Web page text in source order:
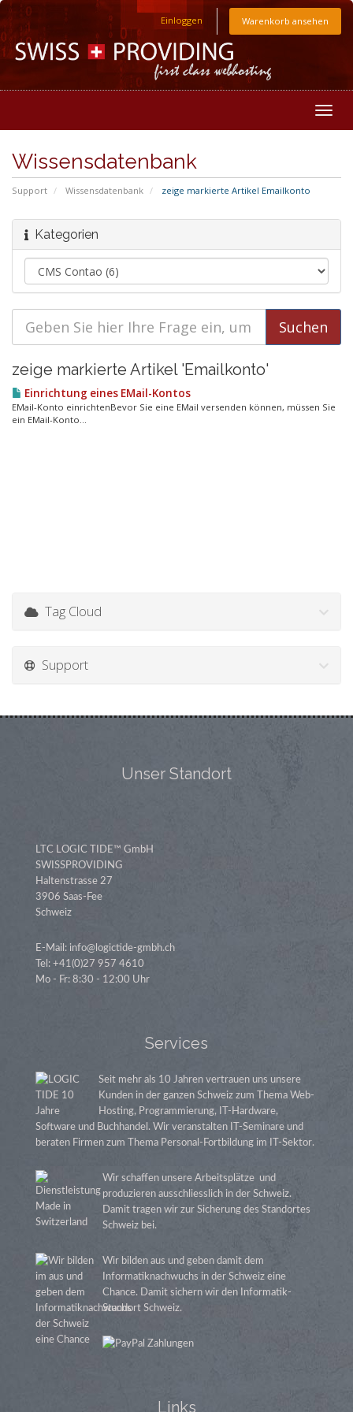
Einloggen Warenkorb ansehen
Wissensdatenbank
Support Wissensdatenbank zeige markierte Artikel Emailkonto
Kategorien
zeige markierte Artikel 'Emailkonto'
Einrichtung eines EMail-Kontos
EMail-Konto einrichtenBevor Sie eine EMail versenden können, müssen Sie
ein EMail-Konto...
Tag Cloud
Support
Unser Standort
LTC LOGIC TIDE™ GmbH
SWISSPROVIDING
Haltenstrasse 27
3906 Saas-Fee
Schweiz
E-Mail: info@logictide-gmbh.ch
Tel: +41(0)27 957 4610
Mo - Fr: 8:30 - 12:00 Uhr
Services
Seit mehr als 10 Jahren vertrauen uns unsere
Kunden in der ganzen Schweiz zum Thema Web-
Hosting, Programmierung, IT-Hardware,
Software und Buchhandel. Wir veranstalten IT-Seminare und
beraten Firmen zum Thema Personal-Fortbildung im IT-Sektor.
Wir schaffen unsere Arbeitsplätze und
produzieren ausschliesslich in der Schweiz.
Damit tragen wir zur Sicherung des Standortes
Schweiz bei.
Wir bilden aus und geben damit dem
Informatiknachwuchs in der Schweiz eine
Chance. Damit sichern wir den Informatik-
Standort Schweiz.
Links